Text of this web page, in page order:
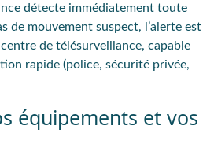
détecte immédiatement toute
de mouvement suspect, l’alerte est
de télésurveillance, capable
rapide (police, sécurité privée,
équipements et vos